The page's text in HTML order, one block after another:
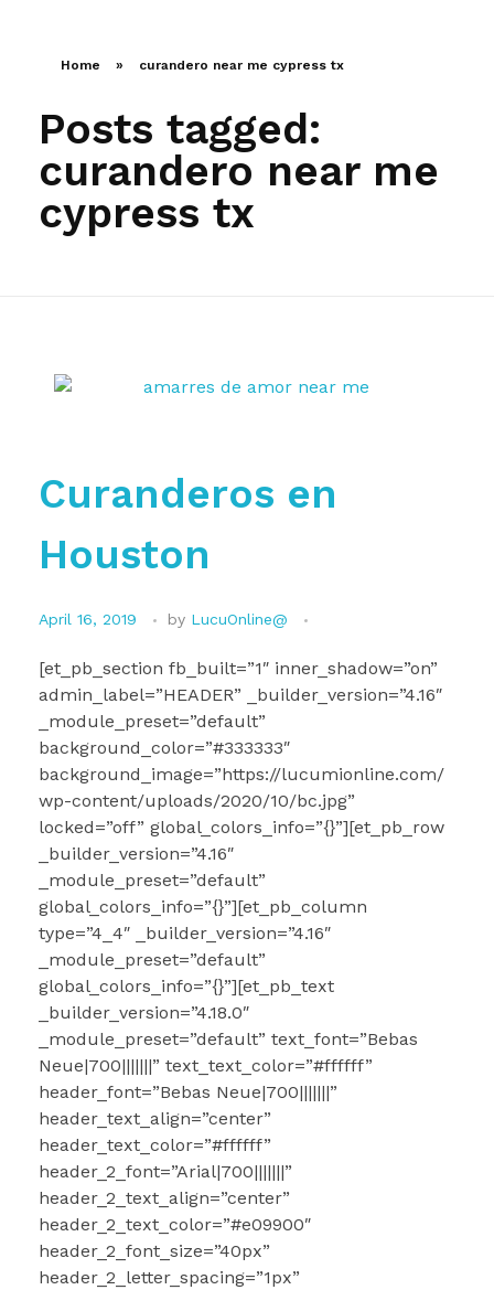
Home » curandero near me cypress tx
Posts tagged:
curandero near me
cypress tx
Curanderos en
Houston
April 16, 2019 by LucuOnline@
[et_pb_section fb_built=”1″ inner_shadow=”on”
admin_label=”HEADER” _builder_version=”4.16″
_module_preset=”default”
background_color=”#333333″
background_image=”https://lucumionline.com/
wp-content/uploads/2020/10/bc.jpg”
locked=”off” global_colors_info=”{}”][et_pb_row
_builder_version=”4.16″
_module_preset=”default”
global_colors_info=”{}”][et_pb_column
type=”4_4″ _builder_version=”4.16″
_module_preset=”default”
global_colors_info=”{}”][et_pb_text
_builder_version=”4.18.0″
_module_preset=”default” text_font=”Bebas
Neue|700|||||||” text_text_color=”#ffffff”
header_font=”Bebas Neue|700|||||||”
header_text_align=”center”
header_text_color=”#ffffff”
header_2_font=”Arial|700|||||||”
header_2_text_align=”center”
header_2_text_color=”#e09900″
header_2_font_size=”40px”
header_2_letter_spacing=”1px”